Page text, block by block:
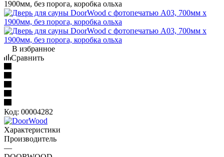
В избранное
Сравнить
Код: 00004282
Характеристики
Производитель
—